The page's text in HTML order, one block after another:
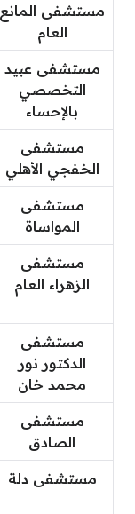
مستشفى المانع
العام
مستشفى عبيد
التخصصي
بالإحساء
مستشفى
الخفجي الأهلي
مستشفى
المواساة
مستشفى
الزهراء العام
مستشفى
الدكتور نور
محمد خان
مستشفى
الصادق
مستشفى دلة